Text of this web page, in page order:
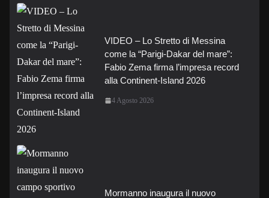
VIDEO – Lo Stretto di Messina
come la “Parigi-Dakar del mare”:
Fabio Zema firma l’impresa record
alla Continent-Island 2026
4 Agosto 2026
Mormanno inaugura il nuovo